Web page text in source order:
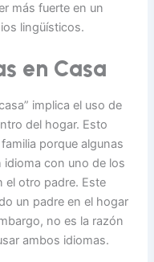
más fuerte en un
lingüísticos.
en Casa
implica el uso de
del hogar. Esto
porque algunas
idioma con uno de los
el otro padre. Este
un padre en el hogar
no es la razón
ambos idiomas.